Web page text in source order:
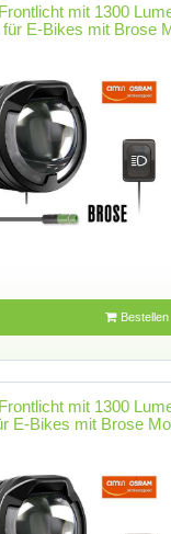
mit 1300
E-Bikes mit Brose
Bestellen
mit 1300
E-Bikes mit Brose